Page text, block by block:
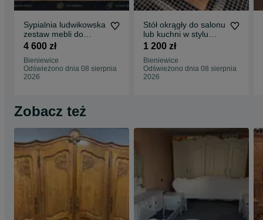
Sypialnia ludwikowska
zestaw mebli do
sypialni szafa
toaletka komoda
4 600 zł
Bieniewice
Odświeżono dnia 08 sierpnia
2026
Stół okrągły do salonu
lub kuchni w stylu
Louis Philippe
1 200 zł
Bieniewice
Odświeżono dnia 08 sierpnia
2026
Zobacz też